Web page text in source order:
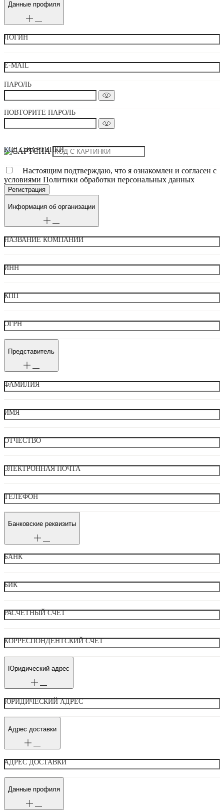
Данные профиля
ЛОГИН
E-MAIL
ПАРОЛЬ
ПОВТОРИТЕ ПАРОЛЬ
КОД С КАРТИНКИ
Настоящим подтверждаю, что я ознакомлен и согласен с
условиями Политики обработки персональных данных
Информация об организации
НАЗВАНИЕ КОМПАНИИ
ИНН
КПП
ОГРН
Представитель
ФАМИЛИЯ
ИМЯ
ОТЧЕСТВО
ЭЛЕКТРОННАЯ ПОЧТА
ТЕЛЕФОН
Банковские реквизиты
БАНК
БИК
РАСЧЕТНЫЙ СЧЕТ
КОРРЕСПОНДЕНТСКИЙ СЧЕТ
Юридический адрес
ЮРИДИЧЕСКИЙ АДРЕС
Адрес доставки
АДРЕС ДОСТАВКИ
Данные профиля